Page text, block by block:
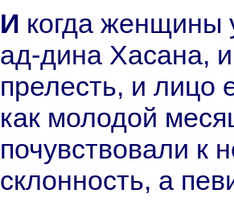
И кoгда женщины увидели Бедр-
ад-динa Хаcaнa, и
прелесть, и лицо
как молодой
почувствовали к
склонность, а